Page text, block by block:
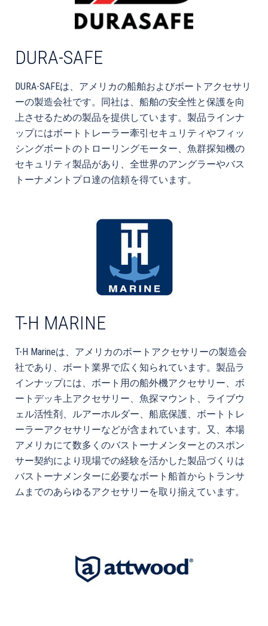
DURA-SAFE
DURA-SAFEは、アメリカの船舶およびボートアクセサリ
ーの製造会社です。同社は、船舶の安全性と保護を向
上させるための製品を提供しています。製品ラインナ
ップにはボートトレーラー牽引セキュリティやフィッ
シングボートのトローリングモーター、魚群探知機の
セキュリティ製品があり、全世界のアングラーやバス
トーナメントプロ達の信頼を得ています。
T-H MARINE
T-H Marineは、アメリカのボートアクセサリーの製造会
社であり、ボート業界で広く知られています。製品ラ
インナップには、ボート用の船外機アクセサリー、ボ
ートデッキ上アクセサリー、魚探マウント、ライブウ
ェル活性剤、ルアーホルダー、船底保護、ボートトレ
ーラーアクセサリーなどが含まれています。又、本場
アメリカにて数多くのバストーナメンターとのスポン
サー契約により現場での経験を活かした製品づくりは
バストーナメンターに必要なボート船首からトランサ
ムまでのあらゆるアクセサリーを取り揃えています。